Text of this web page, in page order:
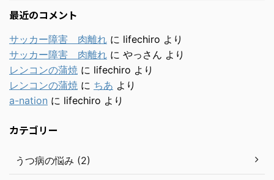
最近のコメント
サッカー障害 肉離れ に lifechiro より
サッカー障害 肉離れ に やっさん より
レンコンの蒲焼 に lifechiro より
レンコンの蒲焼 に ちあ より
a-nation に lifechiro より
カテゴリー
うつ病の悩み (2)